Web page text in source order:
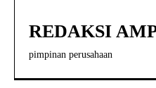
REDAKSI
pimpinan perusahaan